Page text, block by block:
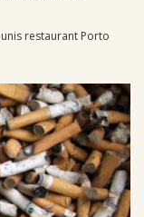
restaurant Porto